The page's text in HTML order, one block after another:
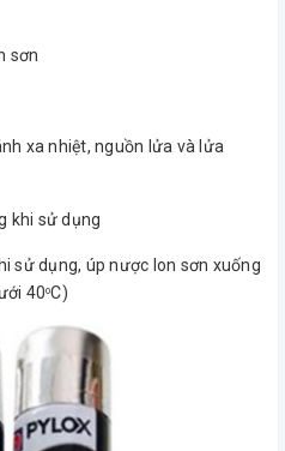
sơn
xa nhiệt, nguồn lửa và lửa
khi sử dụng
sử dụng, úp nược lon sơn xuống
40oC)